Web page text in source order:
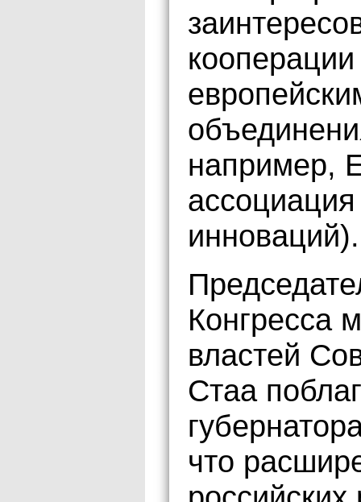
например,
инноваций).
Конгресса
властей
Стаа
что